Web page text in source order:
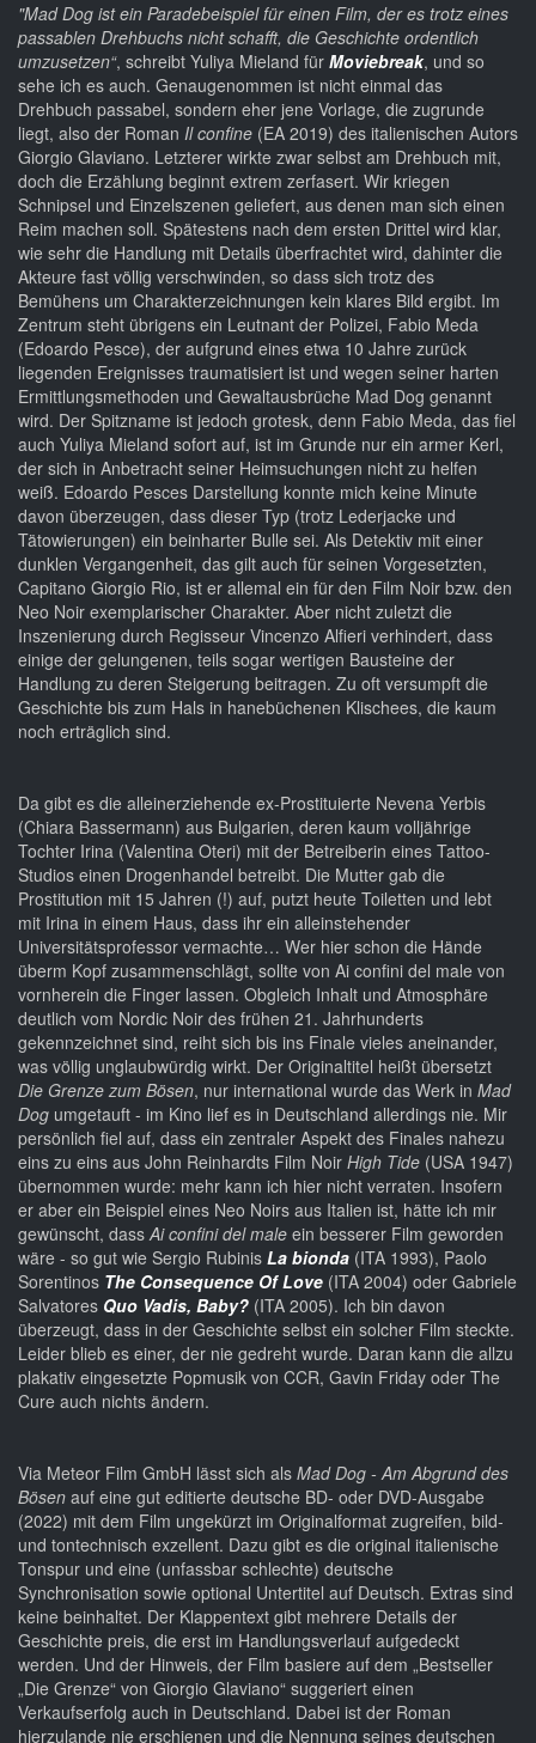
"Mad Dog ist ein Paradebeispiel für einen Film, der es trotz eines
passablen Drehbuchs nicht schafft, die Geschichte ordentlich
umzusetzen“, schreibt Yuliya Mieland für Moviebreak, und so
sehe ich es auch. Genaugenommen ist nicht einmal das
Drehbuch passabel, sondern eher jene Vorlage, die zugrunde
liegt, also der Roman Il confine (EA 2019) des italienischen Autors
Giorgio Glaviano. Letzterer wirkte zwar selbst am Drehbuch mit,
doch die Erzählung beginnt extrem zerfasert. Wir kriegen
Schnipsel und Einzelszenen geliefert, aus denen man sich einen
Reim machen soll. Spätestens nach dem ersten Drittel wird klar,
wie sehr die Handlung mit Details überfrachtet wird, dahinter die
Akteure fast völlig verschwinden, so dass sich trotz des
Bemühens um Charakterzeichnungen kein klares Bild ergibt. Im
Zentrum steht übrigens ein Leutnant der Polizei, Fabio Meda
(Edoardo Pesce), der aufgrund eines etwa 10 Jahre zurück
liegenden Ereignisses traumatisiert ist und wegen seiner harten
Ermittlungsmethoden und Gewaltausbrüche Mad Dog genannt
wird. Der Spitzname ist jedoch grotesk, denn Fabio Meda, das fiel
auch Yuliya Mieland sofort auf, ist im Grunde nur ein armer Kerl,
der sich in Anbetracht seiner Heimsuchungen nicht zu helfen
weiß. Edoardo Pesces Darstellung konnte mich keine Minute
davon überzeugen, dass dieser Typ (trotz Lederjacke und
Tätowierungen) ein beinharter Bulle sei. Als Detektiv mit einer
dunklen Vergangenheit, das gilt auch für seinen Vorgesetzten,
Capitano Giorgio Rio, ist er allemal ein für den Film Noir bzw. den
Neo Noir exemplarischer Charakter. Aber nicht zuletzt die
Inszenierung durch Regisseur Vincenzo Alfieri verhindert, dass
einige der gelungenen, teils sogar wertigen Bausteine der
Handlung zu deren Steigerung beitragen. Zu oft versumpft die
Geschichte bis zum Hals in hanebüchenen Klischees, die kaum
noch erträglich sind.
Da gibt es die alleinerziehende ex-Prostituierte Nevena Yerbis
(Chiara Bassermann) aus Bulgarien, deren kaum volljährige
Tochter Irina (Valentina Oteri) mit der Betreiberin eines Tattoo-
Studios einen Drogenhandel betreibt. Die Mutter gab die
Prostitution mit 15 Jahren (!) auf, putzt heute Toiletten und lebt
mit Irina in einem Haus, dass ihr ein alleinstehender
Universitätsprofessor vermachte… Wer hier schon die Hände
überm Kopf zusammenschlägt, sollte von Ai confini del male von
vornherein die Finger lassen. Obgleich Inhalt und Atmosphäre
deutlich vom Nordic Noir des frühen 21. Jahrhunderts
gekennzeichnet sind, reiht sich bis ins Finale vieles aneinander,
was völlig unglaubwürdig wirkt. Der Originaltitel heißt übersetzt
Die Grenze zum Bösen, nur international wurde das Werk in Mad
Dog umgetauft - im Kino lief es in Deutschland allerdings nie. Mir
persönlich fiel auf, dass ein zentraler Aspekt des Finales nahezu
eins zu eins aus John Reinhardts Film Noir High Tide (USA 1947)
übernommen wurde: mehr kann ich hier nicht verraten. Insofern
er aber ein Beispiel eines Neo Noirs aus Italien ist, hätte ich mir
gewünscht, dassAi confini del male ein besserer Film geworden
wäre - so gut wie Sergio Rubinis La bionda (ITA 1993), Paolo
Sorentinos The Consequence Of Love (ITA 2004) oder Gabriele
Salvatores Quo Vadis, Baby? (ITA 2005). Ich bin davon
überzeugt, dass in der Geschichte selbst ein solcher Film steckte.
Leider blieb es einer, der nie gedreht wurde. Daran kann die allzu
plakativ eingesetzte Popmusik von CCR, Gavin Friday oder The
Cure auch nichts ändern.
Via Meteor Film GmbH lässt sich als Mad Dog - Am Abgrund des
Bösen auf eine gut editierte deutsche BD- oder DVD-Ausgabe
(2022) mit dem Film ungekürzt im Originalformat zugreifen, bild-
und tontechnisch exzellent. Dazu gibt es die original italienische
Tonspur und eine (unfassbar schlechte) deutsche
Synchronisation sowie optional Untertitel auf Deutsch. Extras sind
keine beinhaltet. Der Klappentext gibt mehrere Details der
Geschichte preis, die erst im Handlungsverlauf aufgedeckt
werden. Und der Hinweis, der Film basiere auf dem „Bestseller
„Die Grenze“ von Giorgio Glaviano“ suggeriert einen
Verkaufserfolg auch in Deutschland. Dabei ist der Roman
hierzulande nie erschienen und die Nennung seines deutschen